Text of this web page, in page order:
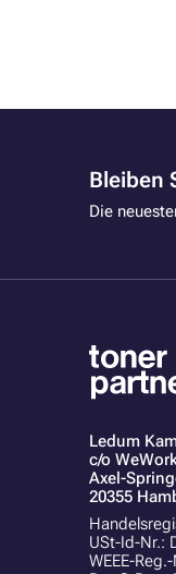
Bleiben
Die
Ledum
c/o
Axel-
20355
USt-Id-Nr.:
WEEE-